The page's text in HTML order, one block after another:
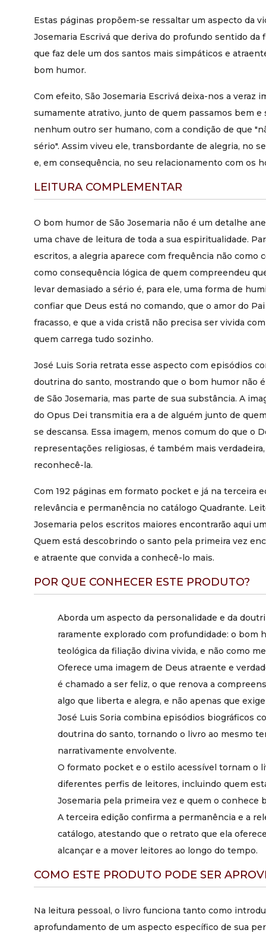
Estas páginas propõem-se ressaltar um aspecto da
Josemaria Escrivá que deriva do profundo sentido da
que faz dele um dos santos mais simpáticos e
bom humor.
Com efeito, São Josemaria Escrivá deixa-nos a veraz
sumamente atrativo, junto de quem passamos bem e
nenhum outro ser humano, com a condição de que
sério". Assim viveu ele, transbordante de alegria, no
e, em consequência, no seu relacionamento com os
LEITURA COMPLEMENTAR
O bom humor de São Josemaria não é um detalhe
uma chave de leitura de toda a sua espiritualidade.
escritos, a alegria aparece com frequência não como
como consequência lógica de quem compreendeu
levar demasiado a sério é, para ele, uma forma de
confiar que Deus está no comando, que o amor do
fracasso, e que a vida cristã não precisa ser vivida
quem carrega tudo sozinho.
José Luis Soria retrata esse aspecto com episódios
doutrina do santo, mostrando que o bom humor não
de São Josemaria, mas parte de sua substância. A
do Opus Dei transmitia era a de alguém junto de
se descansa. Essa imagem, menos comum do que o
representações religiosas, é também mais
reconhecê-la.
Com 192 páginas em formato pocket e já na terceira
relevância e permanência no catálogo Quadrante.
Josemaria pelos escritos maiores encontrarão aqui
Quem está descobrindo o santo pela primeira vez
e atraente que convida a conhecê-lo mais.
POR QUE CONHECER ESTE PRODUTO?
Aborda um aspecto da personalidade e da
raramente explorado com profundidade: o bom
teológica da filiação divina vivida, e não como
Oferece uma imagem de Deus atraente e
é chamado a ser feliz, o que renova a
algo que liberta e alegra, e não apenas que
José Luis Soria combina episódios biográficos
doutrina do santo, tornando o livro ao mesmo
narrativamente envolvente.
O formato pocket e o estilo acessível tornam o
diferentes perfis de leitores, incluindo quem
Josemaria pela primeira vez e quem o conhece
A terceira edição confirma a permanência e a
catálogo, atestando que o retrato que ela
alcançar e a mover leitores ao longo do tempo.
COMO ESTE PRODUTO PODE SER
Na leitura pessoal, o livro funciona tanto como
aprofundamento de um aspecto específico de sua